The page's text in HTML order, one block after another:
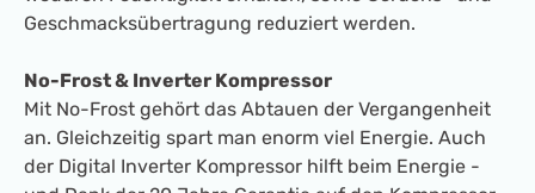
Geschmacksübertragung reduziert werden.
No-Frost & Inverter Kompressor
Mit No-Frost gehört das Abtauen der Vergangenheit
an. Gleichzeitig spart man enorm viel Energie. Auch
der Digital Inverter Kompressor hilft beim Energie -